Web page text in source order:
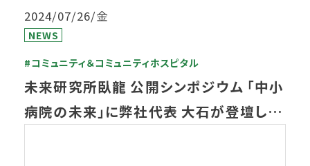
2024/07/26/金
NEWS
#コミュニティ＆コミュニティホスピタル
未来研究所臥龍 公開シンポジウム 「中小
病院の未来」に弊社代表 大石が登壇しま